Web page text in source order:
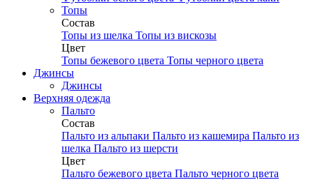
Топы
Состав
Топы из шелка Топы из вискозы
Цвет
Топы бежевого цвета Топы черного цвета
Джинсы
Джинсы
Верхняя одежда
Пальто
Состав
Пальто из альпаки Пальто из кашемира Пальто из
шелка Пальто из шерсти
Цвет
Пальто бежевого цвета Пальто черного цвета